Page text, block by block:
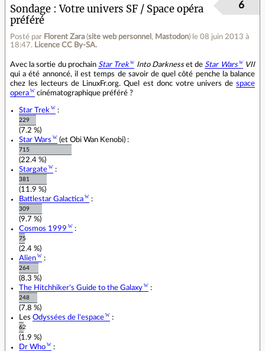
Sondage
Votre univers SF / Space opéra
préféré
Posté par Florent Zara (site web personnel , Mastodon) le 08 juin 2013 à
18:47. Licence CC By‑SA.
6
Avec la sortie du prochain Star Trek Into Darknesset de Star Wars
VII
qui a été annoncé, il est temps de savoir de quel côté penche la balance
chez les lecteurs de LinuxFr.org. Quel est donc votre univers de space
opera
cinématographique préféré ?
Star Trek :
229
(7.2 %)
Star Wars
(et Obi Wan Kenobi) :
715
(22.4 %)
Stargate
:
381
(11.9 %)
Battlestar Galactica
:
309
(9.7 %)
Cosmos 1999
:
75
(2.4 %)
Alien
:
264
(8.3 %)
The Hitchhiker's Guide to the Galaxy
:
248
(7.8 %)
Les Odyssées de l'espace :
62
(1.9 %)
Dr Who
: